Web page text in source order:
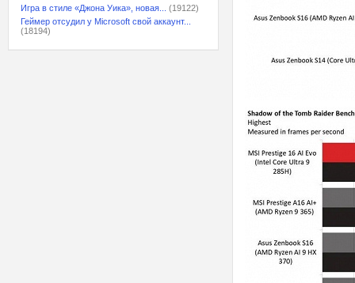
Игра в стиле «Джона Уика», новая...
(19122)
Геймер отсудил у Microsoft свой аккаунт...
(18194)